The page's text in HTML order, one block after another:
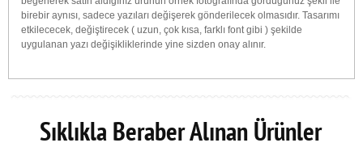
birebir aynısı, sadece yazıları değişerek gönderilecek olmasıdır. Tasarımı
etkilececek, değiştirecek ( uzun, çok kısa, farklı font gibi ) şekilde
uygulanan yazı değişikliklerinde yine sizden onay alınır.
Sıklıkla Beraber Alınan Ürünler